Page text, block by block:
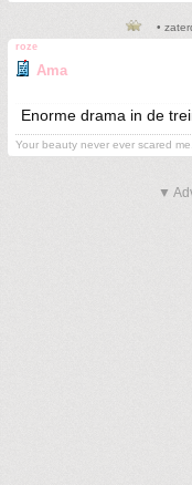
•
roze
Ama
Enorme drama in de
Your beauty never ever scared me.
▼